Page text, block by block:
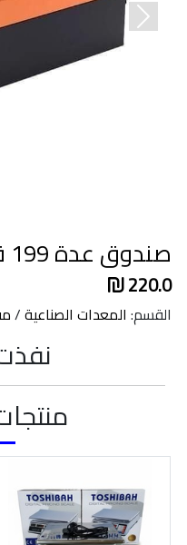
Next
صندوق عدة 199 قطعة
220.0
القسم: المعدات الصناعية/